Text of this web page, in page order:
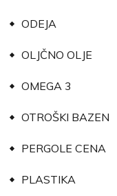
ODEJA
OLJČNO OLJE
OMEGA 3
OTROŠKI BAZEN
PERGOLE CENA
PLASTIKA